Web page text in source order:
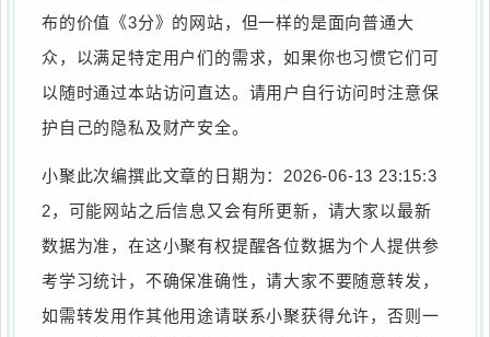
布的价值《3分》的网站，但一样的是面向普通大
众，以满足特定用户们的需求，如果你也习惯它们可
以随时通过本站访问直达。请用户自行访问时注意保
护自己的隐私及财产安全。
小聚此次编撰此文章的日期为：2026-06-13 23:15:3
2，可能网站之后信息又会有所更新，请大家以最新
数据为准，在这小聚有权提醒各位数据为个人提供参
考学习统计，不确保准确性，请大家不要随意转发，
如需转发用作其他用途请联系小聚获得允许，否则一